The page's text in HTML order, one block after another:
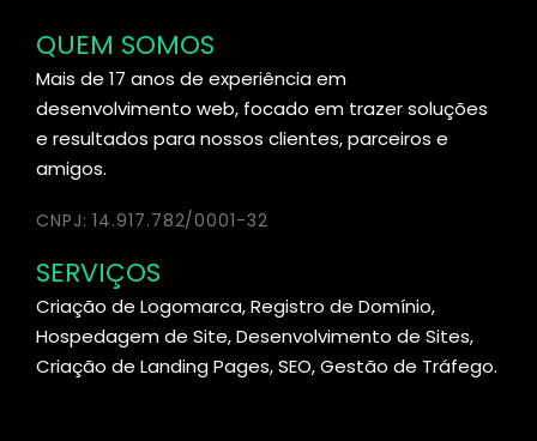
QUEM SOMOS
Mais de 17 anos de experiência em
desenvolvimento web, focado em trazer soluções
e resultados para nossos clientes, parceiros e
amigos.
CNPJ: 14.917.782/0001-32
SERVIÇOS
Criação de Logomarca, Registro de Domínio,
Hospedagem de Site, Desenvolvimento de Sites,
Criação de Landing Pages, SEO, Gestão de Tráfego.